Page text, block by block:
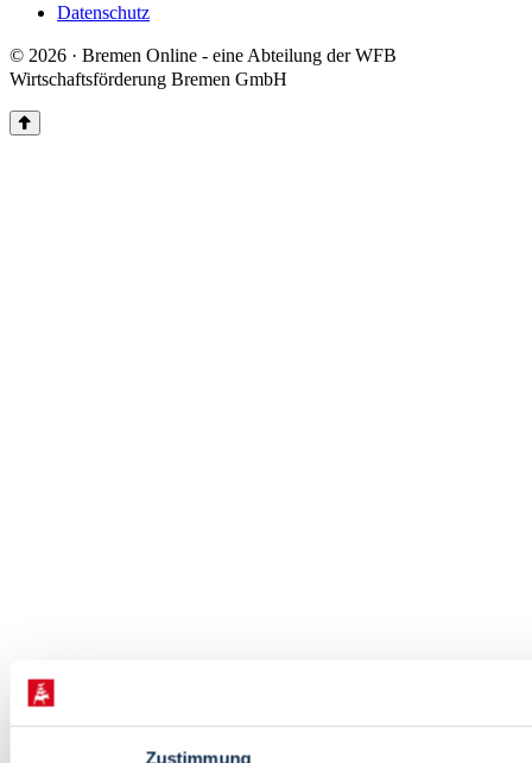
Zustimmung
Datenschutz
© 2026 · Bremen Online - eine Abteilung der WFB
Wirtschaftsförderung Bremen GmbH